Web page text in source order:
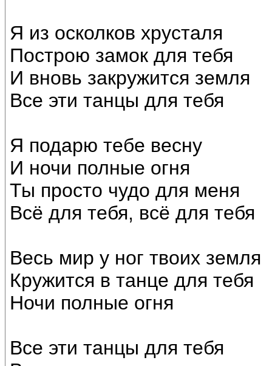
Я из осколков хрусталя
Построю замок для тебя
И вновь закружится земля
Все эти танцы для тебя
Я подарю тебе весну
И ночи полные огня
Ты просто чудо для меня
Всё для тебя, всё для тебя
Весь мир у ног твоих земля
Кружится в танце для тебя
Ночи полные огня
Все эти танцы для тебя